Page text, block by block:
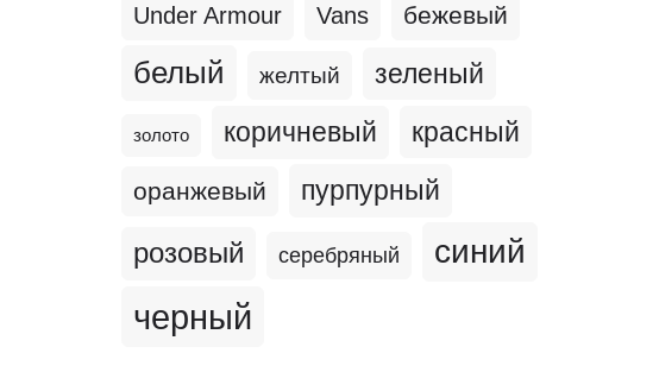
Under Armour Vans бежевый
белый желтый зеленый
золото коричневый красный
оранжевый пурпурный
розовый серебряный синий
черный